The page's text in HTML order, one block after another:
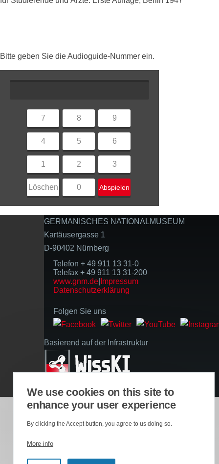
Bitte geben Sie die Audioguide-Nummer ein.
7 8 9
4 5 6
1 2 3
Löschen 0 Abspielen
GERMANISCHES NATIONALMUSEUM
Kartäusergasse 1
D-90402 Nürnberg
Telefon + 49 911 13 31-0
Telefax + 49 911 13 31-200
www.gnm.de Impressum
Datenschutzerklärung
Folgen Sie uns
Basierend auf der Infrastruktur
We use cookies on this site to
enhance your user experience
By clicking the Accept button, you agree to us doing so.
More info